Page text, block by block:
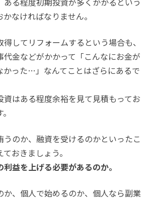
なければなりません。
してリフォームするという場合も、
代金などがかかって「こんなにお金が
かった…」なんてことはざらにあるで
資はある程度余裕を見て見積もってお
うのか、融資を受けるのかといったこ
おきましょう。
益を上げる必要があるのか。
か、個人で始めるのか、個人なら副業